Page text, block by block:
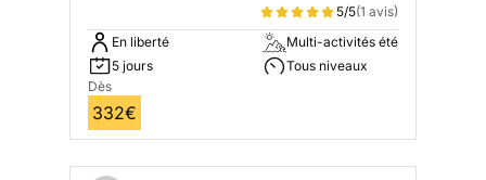
5/5(1 avis)
En liberté
5 jours
Multi-activités été
Tous niveaux
Dès
332€